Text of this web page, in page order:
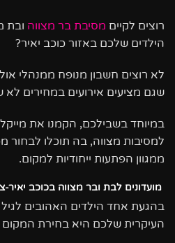
רוצים לקיים מסיבת בר מצווה ובת
הילדים שלכם באזור כוכב יאיר?
לא רוצים חשבון מנופח ממנהלי
שגם מציעים אירועים במחירים לא
במיוחד בשבילכם, הקמנו את
למסיבות מצווה, בה תוכלו לבחור
ממגוון הפתעות ייחודיות למקום.
מועדונים לבת ובר מצווה בכוכב יאיר-
בהגעת אחד הילדים האהובים
העיקרית שלכם היא בחירת המקום